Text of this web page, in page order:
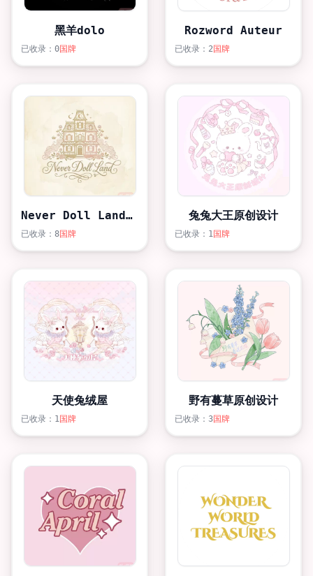
黑羊dolo
已收录：0国牌
Rozword Auteur
已收录：2国牌
Never Doll Land 你的岛
已收录：8国牌
兔兔大王原创设计
已收录：1 国牌
天使兔绒屋
已收录：1 国牌
野有蔓草原创设计
已收录：3国牌